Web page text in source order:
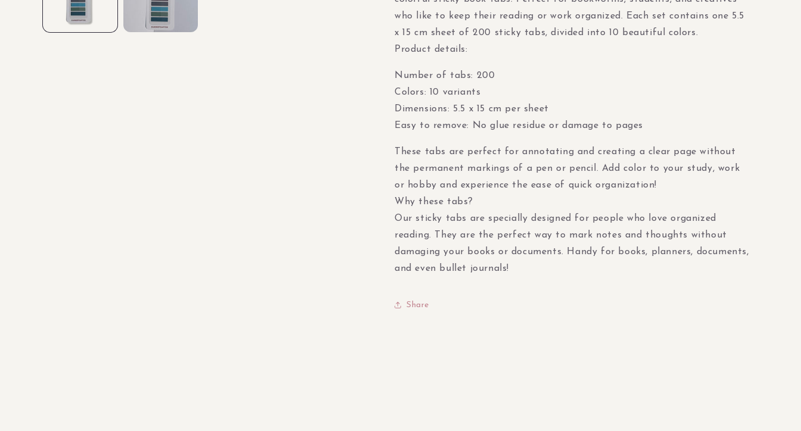
who like to keep their reading or work organized. Each set contains one 5.5
x 15 cm sheet of 200 sticky tabs, divided into 10 beautiful colors.
Product details:
Number of tabs: 200
Colors: 10 variants
Dimensions: 5.5 x 15 cm per sheet
Easy to remove: No glue residue or damage to pages
These tabs are perfect for annotating and creating a clear page without
the permanent markings of a pen or pencil. Add color to your study, work
or hobby and experience the ease of quick organization!
Why these tabs?
Our sticky tabs are specially designed for people who love organized
reading. They are the perfect way to mark notes and thoughts without
damaging your books or documents. Handy for books, planners, documents,
and even bullet journals!
Share